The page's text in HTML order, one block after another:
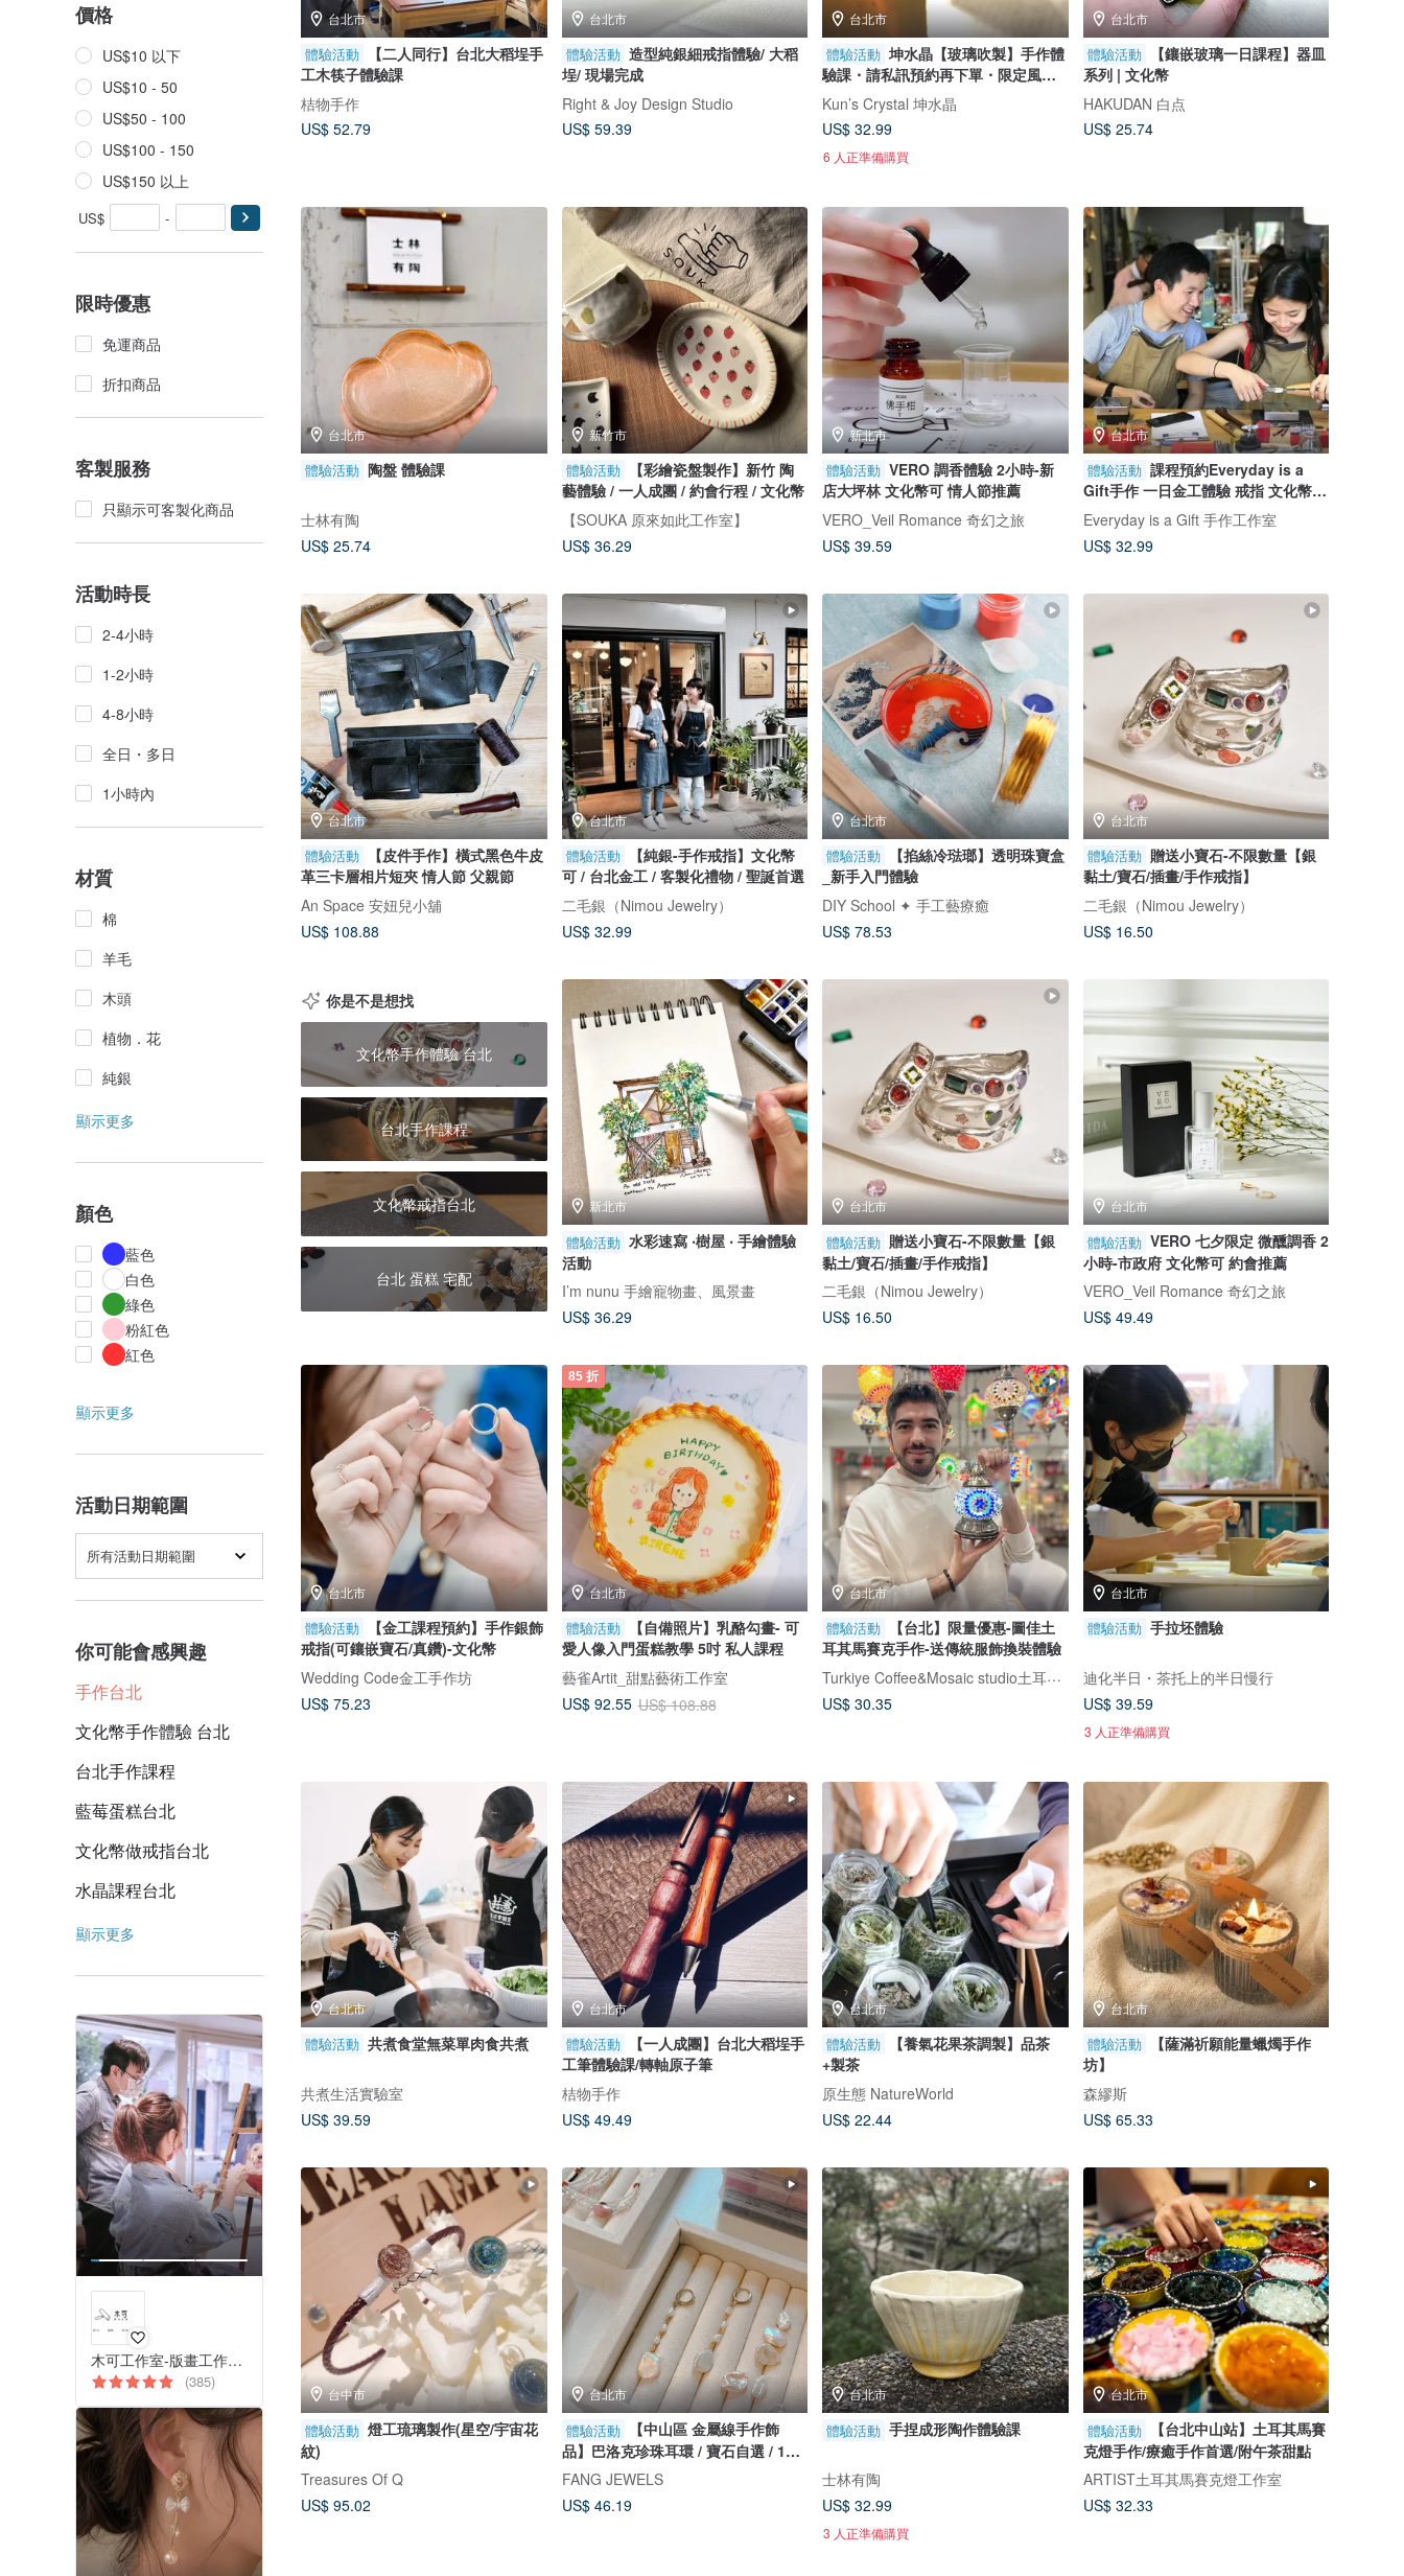
價格
US$10 以下
US$10 - 50
US$50 - 100
US$100 - 150
US$150 以上
US$ -
限時優惠
免運商品
折扣商品
客製服務
只顯示可客製化商品
活動時長
2-4小時
1-2小時
4-8小時
全日・多日
1小時內
材質
棉
羊毛
木頭
植物．花
純銀
顯示更多
顏色
藍色
白色
綠色
粉紅色
紅色
顯示更多
活動日期範圍
所有活動日期範圍
你可能會感興趣
手作台北
文化幣手作體驗 台北
台北手作課程
藍莓蛋糕台北
文化幣做戒指台北
水晶課程台北
顯示更多
木可工作室-版畫工作室與藝術創作體驗
(385)
台北市
體驗活動
【二人同行】台北大稻埕手
工木筷子體驗課
桔物手作
US$ 52.79
台北市
體驗活動 造型純銀細戒指體驗/ 大稻
埕/ 現場完成
Right & Joy Design Studio
US$ 59.39
台北市
體驗活動 坤水晶【玻璃吹製】手作體
驗課・請私訊預約再下單・限定風鈴
體驗
Kun’s Crystal 坤水晶
US$ 32.99
6 人正準備購買
台北市
體驗活動
【鑲嵌玻璃一日課程】器皿
系列 | 文化幣
HAKUDAN 白点
US$ 25.74
台北市
體驗活動 陶盤 體驗課
士林有陶
US$ 25.74
新竹市
體驗活動
【彩繪瓷盤製作】新竹 陶
藝體驗 / 一人成團 / 約會行程 / 文化幣
【SOUKA 原來如此工作室】
US$ 36.29
新北市
體驗活動 VERO 調香體驗 2小時-新
店大坪林 文化幣可 情人節推薦
VERO_Veil Romance 奇幻之旅
US$ 39.59
台北市
體驗活動 課程預約Everyday is a
Gift手作 一日金工體驗 戒指 文化幣
情人
Everyday is a Gift 手作工作室
US$ 32.99
台北市
體驗活動
【皮件手作】橫式黑色牛皮
革三卡層相片短夾 情人節 父親節
An Space 安妞兒小舖
US$ 108.88
台北市
體驗活動
【純銀-手作戒指】文化幣
可 / 台北金工 / 客製化禮物 / 聖誕首選
二毛銀（Nimou Jewelry）
US$ 32.99
台北市
體驗活動
【掐絲冷琺瑯】透明珠寶盒
_新手入門體驗
DIY School ✦ 手工藝療癒
US$ 78.53
台北市
體驗活動 贈送小寶石-不限數量【銀
黏土/寶石/插畫/手作戒指】
二毛銀（Nimou Jewelry）
US$ 16.50
你是不是想找
文化幣手作體驗 台北
台北手作課程
文化幣戒指台北
台北 蛋糕 宅配
新北市
體驗活動 水彩速寫 ‧樹屋 ‧ 手繪體驗
活動
I’m nunu 手繪寵物畫、風景畫
US$ 36.29
台北市
體驗活動 贈送小寶石-不限數量【銀
黏土/寶石/插畫/手作戒指】
二毛銀（Nimou Jewelry）
US$ 16.50
台北市
體驗活動 VERO 七夕限定 微醺調香 2
小時-市政府 文化幣可 約會推薦
VERO_Veil Romance 奇幻之旅
US$ 49.49
台北市
體驗活動
【金工課程預約】手作銀飾
戒指(可鑲嵌寶石/真鑽)-文化幣
Wedding Code金工手作坊
US$ 75.23
85 折
台北市
體驗活動
【自備照片】乳酪勾畫- 可
愛人像入門蛋糕教學 5吋 私人課程
藝雀Artit_甜點藝術工作室
US$ 92.55 US$ 108.88
台北市
體驗活動
【台北】限量優惠-圖佳土
耳其馬賽克手作-送傳統服飾換裝體驗
Turkiye Coffee&Mosaic studio土耳其咖啡與馬賽克燈工作坊
US$ 30.35
台北市
體驗活動 手拉坯體驗
迪化半日・茶托上的半日慢行
US$ 39.59
3 人正準備購買
台北市
體驗活動 共煮食堂無菜單肉食共煮
共煮生活實驗室
US$ 39.59
台北市
體驗活動
【一人成團】台北大稻埕手
工筆體驗課/轉軸原子筆
桔物手作
US$ 49.49
台北市
體驗活動
【養氣花果茶調製】品茶
+製茶
原生態 NatureWorld
US$ 22.44
台北市
體驗活動
【薩滿祈願能量蠟燭手作
坊】
森繆斯
US$ 65.33
台中市
體驗活動 燈工琉璃製作(星空/宇宙花
紋)
Treasures Of Q
US$ 95.02
台北市
體驗活動
【中山區 金屬線手作飾
品】巴洛克珍珠耳環 / 寶石自選 / 1人
成班
FANG JEWELS
US$ 46.19
台北市
體驗活動 手捏成形陶作體驗課
士林有陶
US$ 32.99
3 人正準備購買
台北市
體驗活動
【台北中山站】土耳其馬賽
克燈手作/療癒手作首選/附午茶甜點
ARTIST土耳其馬賽克燈工作室
US$ 32.33